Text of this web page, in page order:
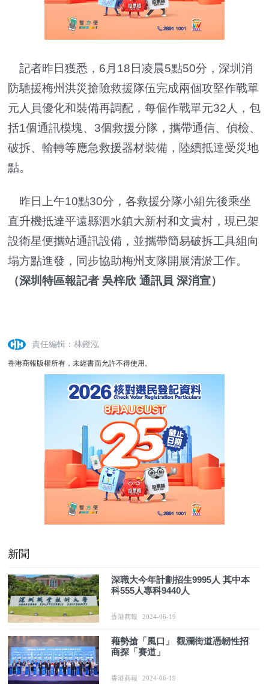
記者昨日獲悉，6月18日凌晨5點50分，深圳消
防馳援梅州洪災搶險救援隊伍完成兩個攻堅作戰單
元人員優化和裝備再調配，每個作戰單元32人，包
括1個通訊模塊、3個救援分隊，攜帶通信、偵檢、
破拆、輸轉等應急救援器材裝備，陸續抵達受災地
點。
昨日上午10點30分，各救援分隊小組先後乘坐
直升機抵達平遠縣泗水鎮大新村和文貴村，現已架
設衛星便攜站通訊設備，並攜帶簡易破拆工具組向
塌方點進發，同步協助梅州支隊開展清淤工作。
（深圳特區報記者 吳梓欣 通訊員 深消宣）
責任編輯：林鏗泓
香港商報版權所有，未經書面允許不得使用。
新聞
深職大今年計劃招生9995人 其中本
科555人專科9440人
香港商報 2024-06-19
藉勢搶「風口」 觀瀾街道憑韌性招
商探「賽道」
香港商報 2024-06-19